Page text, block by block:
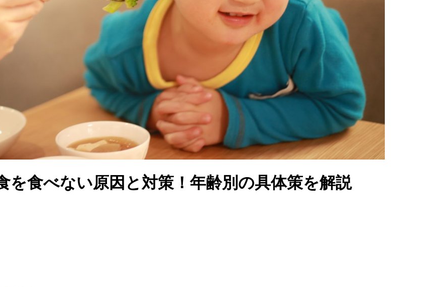
を食べない原因と対策！年齢別の具体策を解説